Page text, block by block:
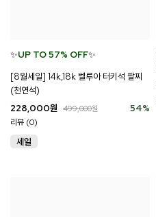
✨UP TO 57% OFF✨
[8월세일] 14k,18k 벨루아 터키석 팔찌
(천연석)
54%
228,000원 499,000원
리뷰 (0)